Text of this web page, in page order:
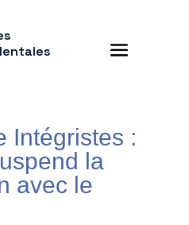
Intégristes :
la
avec le